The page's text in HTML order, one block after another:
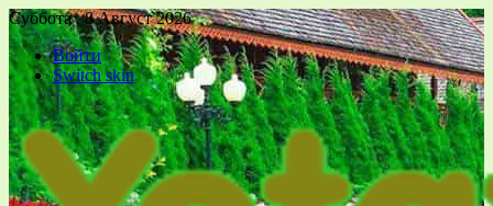
Суббота , 8 Август 2026
Войти
Switch skin